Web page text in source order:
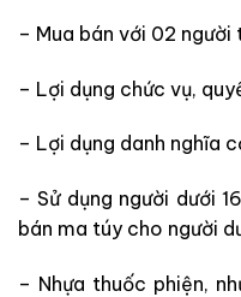
– Mua bán với 02 người
– Lợi dụng chức vụ,
– Lợi dụng danh nghĩa
– Sử dụng người dưới
bán ma túy cho người
– Nhựa thuốc phiện,